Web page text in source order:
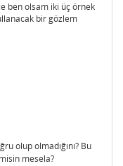
ben olsam iki üç örnek
bir gözlem
olup olmadığını? Bu
mesela?